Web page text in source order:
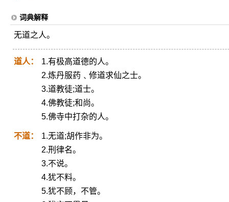
词典解释
无道之人。
道人：
1.有极高道德的人。
2.炼丹服药﹑修道求仙之士。
3.道教徒;道士。
4.佛教徒;和尚。
5.佛寺中打杂的人。
不道：
1.无道;胡作非为。
2.刑律名。
3.不说。
4.犹不料。
5.犹不顾，不管。